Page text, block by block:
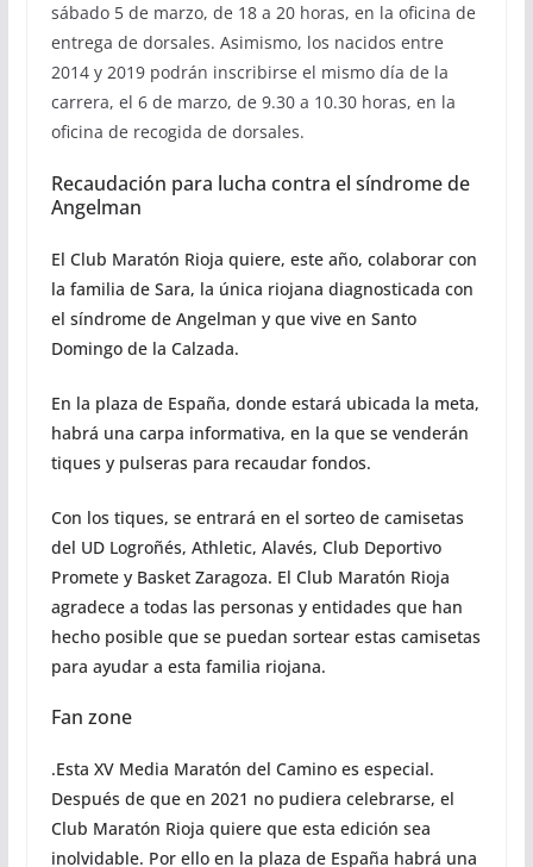
sábado 5 de marzo, de 18 a 20 horas, en la oficina de
entrega de dorsales. Asimismo, los nacidos entre
2014 y 2019 podrán inscribirse el mismo día de la
carrera, el 6 de marzo, de 9.30 a 10.30 horas, en la
oficina de recogida de dorsales.
Recaudación para lucha contra el síndrome de
Angelman
El Club Maratón Rioja quiere, este año, colaborar con
la familia de Sara, la única riojana diagnosticada con
el síndrome de Angelman y que vive en Santo
Domingo de la Calzada.
En la plaza de España, donde estará ubicada la meta,
habrá una carpa informativa, en la que se venderán
tiques y pulseras para recaudar fondos.
Con los tiques, se entrará en el sorteo de camisetas
del UD Logroñés, Athletic, Alavés, Club Deportivo
Promete y Basket Zaragoza. El Club Maratón Rioja
agradece a todas las personas y entidades que han
hecho posible que se puedan sortear estas camisetas
para ayudar a esta familia riojana.
Fan zone
.Esta XV Media Maratón del Camino es especial.
Después de que en 2021 no pudiera celebrarse, el
Club Maratón Rioja quiere que esta edición sea
inolvidable. Por ello en la plaza de España habrá una